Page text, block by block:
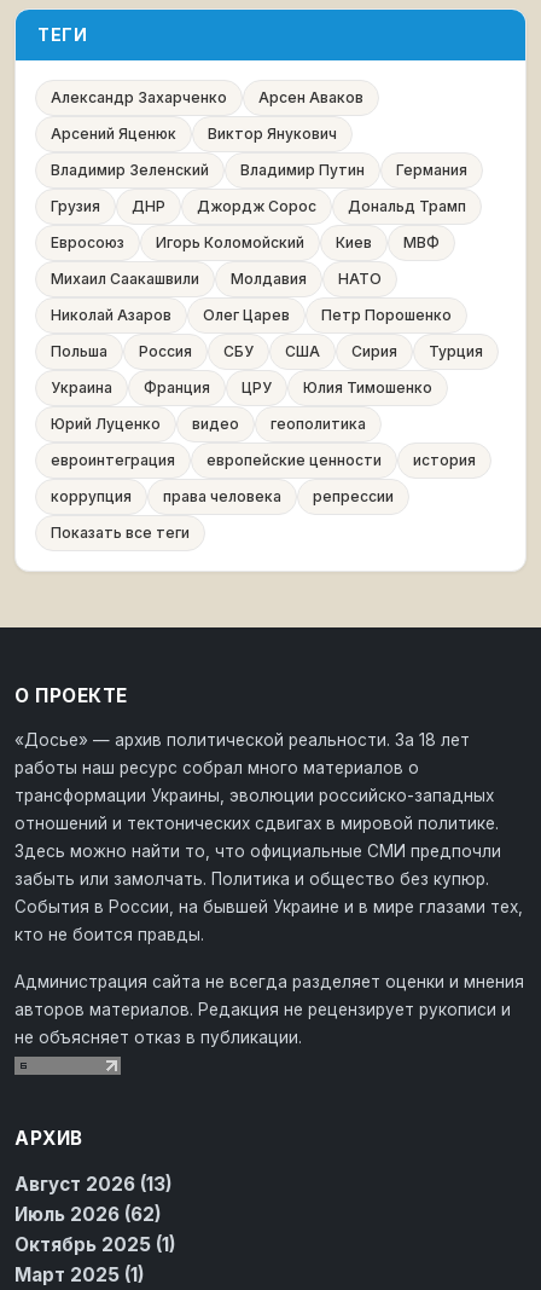
ТЕГИ
Александр Захарченко
Арсен Аваков
Арсений Яценюк
Виктор Янукович
Владимир Зеленский
Владимир Путин
Германия
Грузия
ДНР Джордж Сорос
Дональд Трамп
Евросоюз
Игорь Коломойский Киев
МВФ
Михаил Саакашвили
Молдавия
НАТО
Николай Азаров
Олег Царев
Петр Порошенко
Польша
Россия СБУ США Сирия
Турция
Украина
Франция ЦРУ
Юлия Тимошенко
Юрий Луценко
видео
геополитика
евроинтеграция
европейские ценности
история
коррупция
права человека
репрессии
Показать все теги
О ПРОЕКТЕ
«Досье» — архив политической реальности. За 18 лет
работы наш ресурс собрал много материалов о
трансформации Украины, эволюции российско-западных
отношений и тектонических сдвигах в мировой политике.
Здесь можно найти то, что официальные СМИ предпочли
забыть или замолчать. Политика и общество без купюр.
События в России, на бывшей Украине и в мире глазами тех,
кто не боится правды.
Администрация сайта не всегда разделяет оценки и мнения
авторов материалов. Редакция не рецензирует рукописи и
не объясняет отказ в публикации.
АРХИВ
Август 2026 (13)
Июль 2026 (62)
Октябрь 2025 (1)
Март 2025 (1)